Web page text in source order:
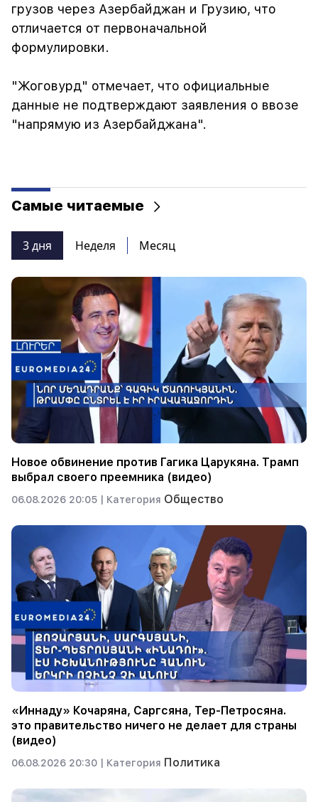
грузов через Азербайджан и Грузию, что
отличается от первоначальной
формулировки.
"Жоговурд" отмечает, что официальные
данные не подтверждают заявления о ввозе
"напрямую из Азербайджана".
Самые читаемые
3 дня Неделя Месяц
Новое обвинение против Гагика Царукяна. Трамп
выбрал своего преемника (видео)
06.08.2026 20:05 | Категория Общество
«Иннаду» Кочаряна, Саргсяна, Тер-Петросяна.
это правительство ничего не делает для страны
(видео)
06.08.2026 20:30 | Категория Политика